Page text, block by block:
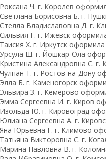
Роксана Ч. г. Королев
Светлана Борисовна Б. г.
Стелла Владиславовна Д. г.
Сильвия Г. г. Ижевск
Таисия Х. г. Иркутск
Урсула Ш. г. Йошкар-Ола
Кристина Александровна С. г.
Чулпан Т. г. Ростов-на-Дону
Элла Б. г. Каменогорск
Эльвира З. г. Кемерово
Эмма Сергеевна И. г. Киров
Изольда Ю. г. Кировоград
Юлиана Сергеевна А. г.
Яна Юрьевна Г. г. Климово
Татьяна Викторовна С. г.
Марина Павловна В. г.